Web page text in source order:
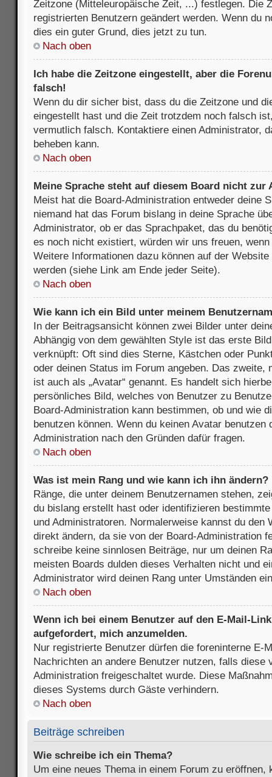
Zeitzone (Mitteleuropäische Zeit, ...) festlegen. Die
registrierten Benutzern geändert werden. Wenn du
dies ein guter Grund, dies jetzt zu tun.
Nach oben
Ich habe die Zeitzone eingestellt, aber die
falsch!
Wenn du dir sicher bist, dass du die Zeitzone und
eingestellt hast und die Zeit trotzdem noch falsch
vermutlich falsch. Kontaktiere einen Administrator,
beheben kann.
Nach oben
Meine Sprache steht auf diesem Board nicht zur
Meist hat die Board-Administration entweder deine
niemand hat das Forum bislang in deine Sprache
Administrator, ob er das Sprachpaket, das du
es noch nicht existiert, würden wir uns freuen,
Weitere Informationen dazu können auf der
werden (siehe Link am Ende jeder Seite).
Nach oben
Wie kann ich ein Bild unter meinem
In der Beitragsansicht können zwei Bilder unter
Abhängig von dem gewählten Style ist das erste
verknüpft: Oft sind dies Sterne, Kästchen oder
oder deinen Status im Forum angeben. Das zweite,
ist auch als „Avatar“ genannt. Es handelt sich
persönliches Bild, welches von Benutzer zu
Board-Administration kann bestimmen, ob und wie
benutzen können. Wenn du keinen Avatar
Administration nach den Gründen dafür fragen.
Nach oben
Was ist mein Rang und wie kann ich ihn ändern?
Ränge, die unter deinem Benutzernamen stehen,
du bislang erstellt hast oder identifizieren
und Administratoren. Normalerweise kannst du den
direkt ändern, da sie von der Board-Administration
schreibe keine sinnlosen Beiträge, nur um deinen
meisten Boards dulden dieses Verhalten nicht und
Administrator wird deinen Rang unter Umständen
Nach oben
Wenn ich bei einem Benutzer auf den E-Mail-
aufgefordert, mich anzumelden.
Nur registrierte Benutzer dürfen die foreninterne E-
Nachrichten an andere Benutzer nutzen, falls diese
Administration freigeschaltet wurde. Diese
dieses Systems durch Gäste verhindern.
Nach oben
Beiträge schreiben
Wie schreibe ich ein Thema?
Um eine neues Thema in einem Forum zu eröffnen,